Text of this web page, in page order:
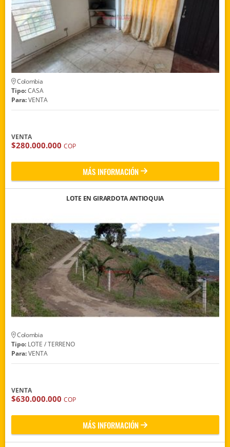
Colombia
Tipo:CASA
Para:VENTA
VENTA
$280.000.000 COP
MÁS INFORMACIÓN
LOTE EN GIRARDOTA ANTIOQUIA
Colombia
Tipo:LOTE / TERRENO
Para:VENTA
VENTA
$630.000.000 COP
MÁS INFORMACIÓN